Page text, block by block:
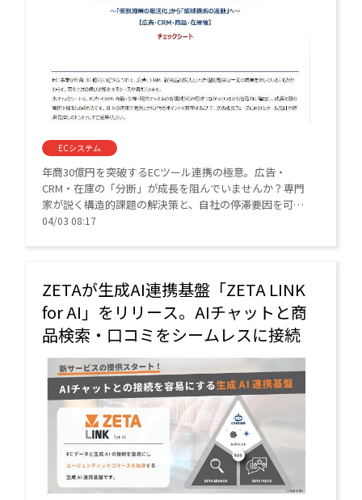
ECシステム
年商30億円を突破するECツール連携の極意。広告・
CRM・在庫の「分断」が成長を阻んでいませんか？専門
家が説く構造的課題の解決策と、自社の停滞要因を可視
化する「施策の分断チェックシート」も公開していま
04/03 08:17
ZETAが生成AI連携基盤「ZETA LINK
for AI」をリリース。AIチャットと商
品検索・口コミをシームレスに接続